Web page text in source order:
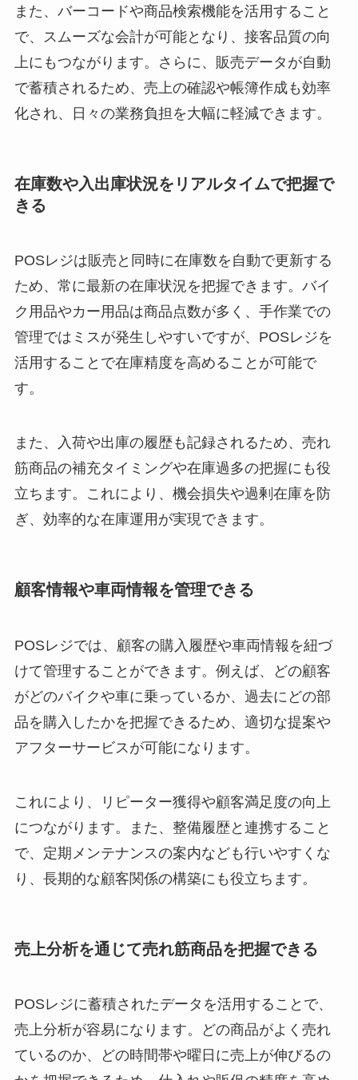
また、バーコードや商品検索機能を活用すること
で、スムーズな会計が可能となり、接客品質の向
上にもつながります。さらに、販売データが自動
で蓄積されるため、売上の確認や帳簿作成も効率
化され、日々の業務負担を大幅に軽減できます。
在庫数や入出庫状況をリアルタイムで把握で
きる
POSレジは販売と同時に在庫数を自動で更新する
ため、常に最新の在庫状況を把握できます。バイ
ク用品やカー用品は商品点数が多く、手作業での
管理ではミスが発生しやすいですが、POSレジを
活用することで在庫精度を高めることが可能で
す。
また、入荷や出庫の履歴も記録されるため、売れ
筋商品の補充タイミングや在庫過多の把握にも役
立ちます。これにより、機会損失や過剰在庫を防
ぎ、効率的な在庫運用が実現できます。
顧客情報や車両情報を管理できる
POSレジでは、顧客の購入履歴や車両情報を紐づ
けて管理することができます。例えば、どの顧客
がどのバイクや車に乗っているか、過去にどの部
品を購入したかを把握できるため、適切な提案や
アフターサービスが可能になります。
これにより、リピーター獲得や顧客満足度の向上
につながります。また、整備履歴と連携すること
で、定期メンテナンスの案内なども行いやすくな
り、長期的な顧客関係の構築にも役立ちます。
売上分析を通じて売れ筋商品を把握できる
POSレジに蓄積されたデータを活用することで、
売上分析が容易になります。どの商品がよく売れ
ているのか、どの時間帯や曜日に売上が伸びるの